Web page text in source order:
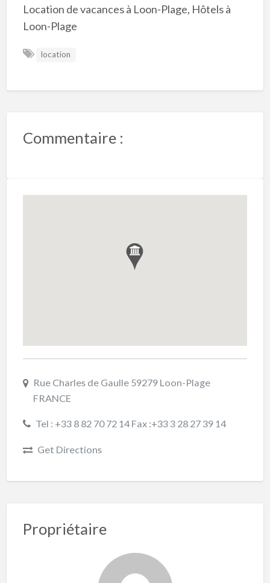
Location de vacances à Loon-Plage, Hôtels à
Loon-Plage
location
Commentaire :
Rue Charles de Gaulle 59279 Loon-Plage
FRANCE
Tel : +33 8 82 70 72 14 Fax :+33 3 28 27 39 14
Get Directions
Propriétaire